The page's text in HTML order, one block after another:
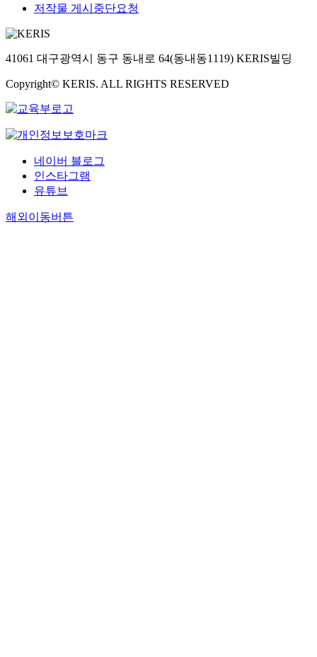
저작물 게시중단요청
41061 대구광역시 동구 동내로 64(동내동1119) KERIS빌딩
Copyright© KERIS. ALL RIGHTS RESERVED
네이버 블로그
인스타그램
유튜브
해외이동버튼